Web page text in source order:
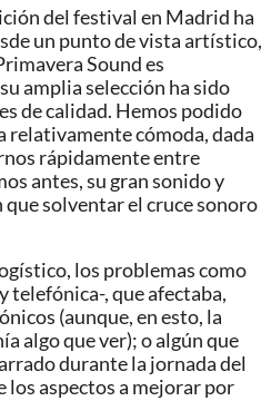
del festival en Madrid ha
un punto de vista artístico,
Sound es
amplia selección ha sido
de calidad. Hemos podido
relativamente cómoda, dada
rápidamente entre
antes, su gran sonido y
solventar el cruce sonoro
los problemas como
telefónica-, que afectaba,
(aunque, en esto, la
algo que ver); o algún que
durante la jornada del
los aspectos a mejorar por